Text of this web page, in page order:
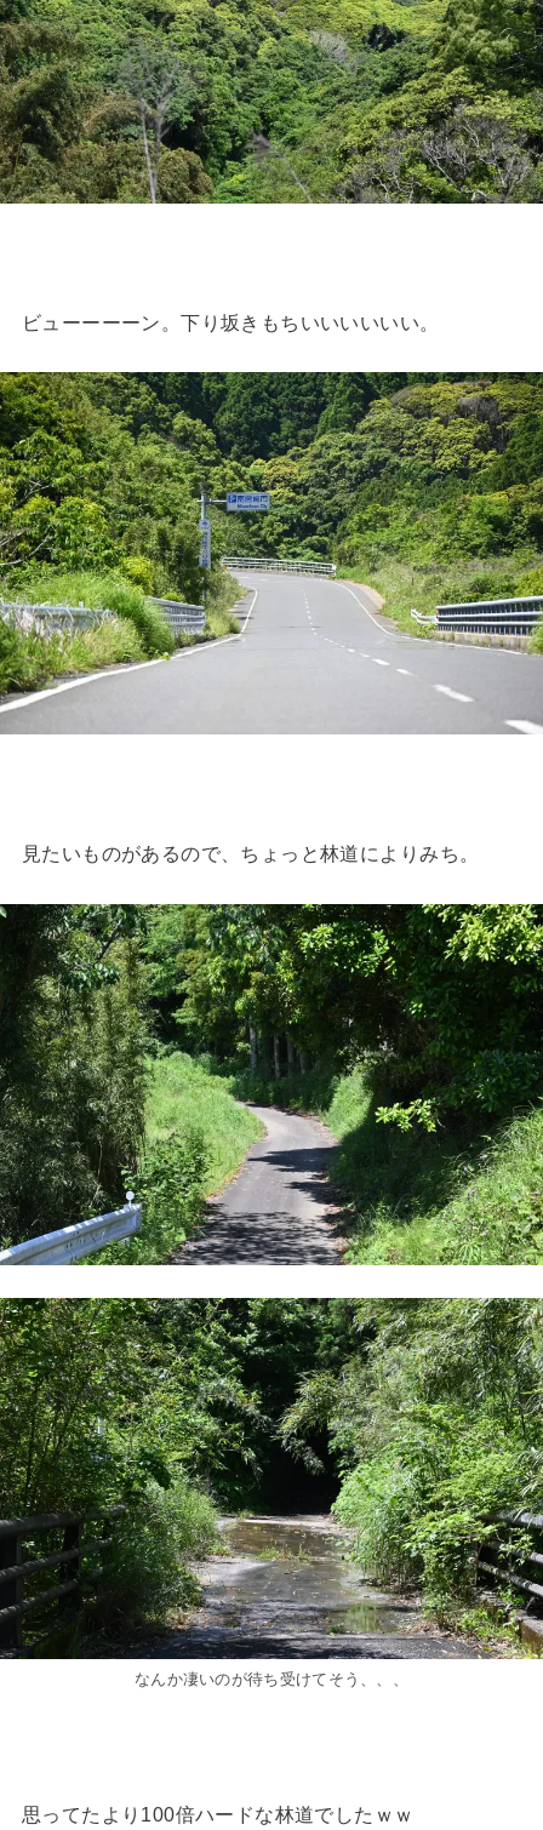
ビューーーーン。下り坂きもちいいいいいい。
見たいものがあるので、ちょっと林道によりみち。
なんか凄いのが待ち受けてそう、、、
思ってたより100倍ハードな林道でしたｗｗ